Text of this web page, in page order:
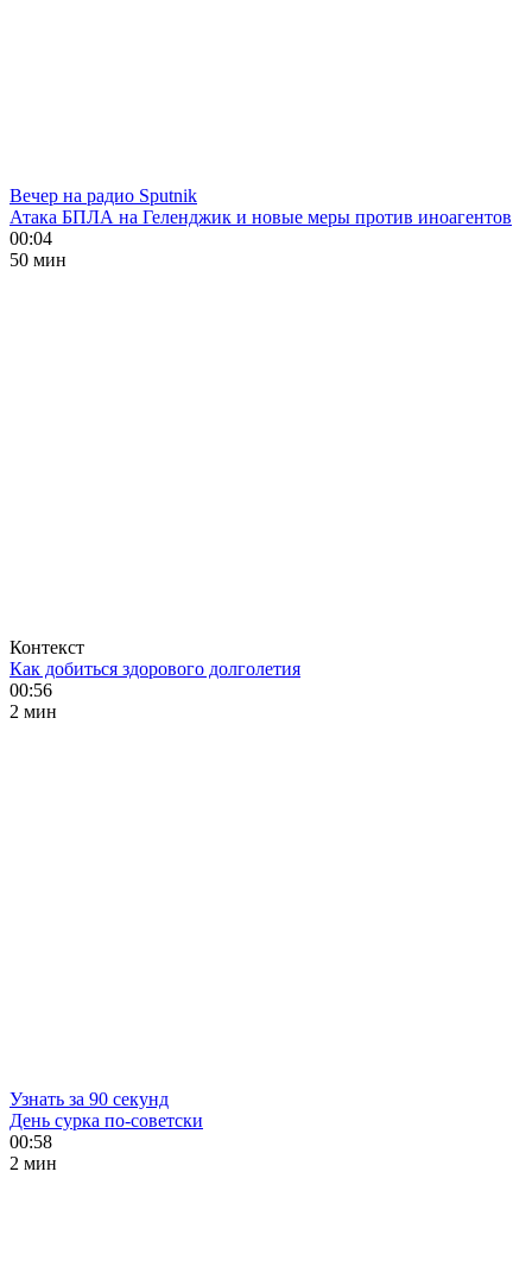
Вечер на радио Sputnik
Атака БПЛА на Геленджик и новые меры против иноагентов
00:04
50 мин
Контекст
Как добиться здорового долголетия
00:56
2 мин
Узнать за 90 секунд
День сурка по-советски
00:58
2 мин